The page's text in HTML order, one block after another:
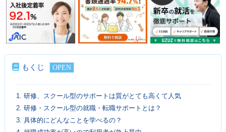
もくじ
1. 研修、スクール型のサポートは質がとても高くて人気
2. 研修・スクール型の就職・転職サポートとは？
3. 具体的にどんなことを学べるの？